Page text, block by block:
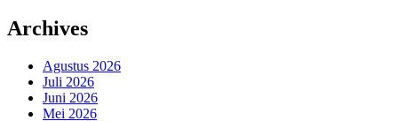
Archives
Agustus 2026
Juli 2026
Juni 2026
Mei 2026